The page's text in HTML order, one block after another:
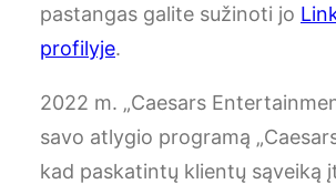
pastangas galite sužinoti jo
profilyje.
2022 m. „Caesars
savo atlygio programą
kad paskatintų klientų sąveiką